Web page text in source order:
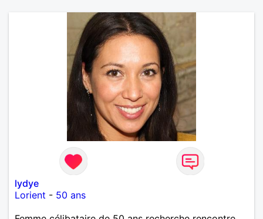
lydye
Lorient - 50 ans